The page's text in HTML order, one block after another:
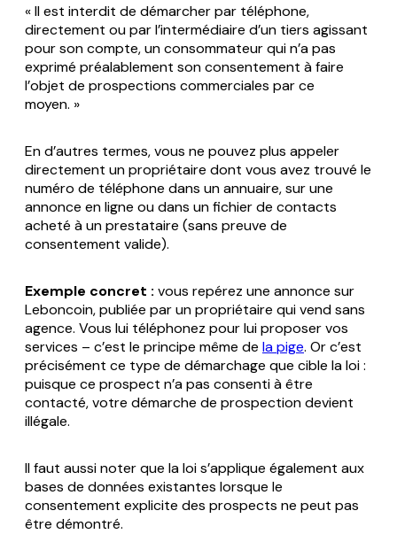
« Il est interdit de démarcher par téléphone,
directement ou par l’intermédiaire d’un tiers agissant
pour son compte, un consommateur qui n’a pas
exprimé préalablement son consentement à faire
l’objet de prospections commerciales par ce
moyen. »
En d’autres termes, vous ne pouvez plus appeler
directement un propriétaire dont vous avez trouvé le
numéro de téléphone dans un annuaire, sur une
annonce en ligne ou dans un fichier de contacts
acheté à un prestataire (sans preuve de
consentement valide).
Exemple concret : vous repérez une annonce sur
Leboncoin, publiée par un propriétaire qui vend sans
agence. Vous lui téléphonez pour lui proposer vos
services – c’est le principe même de la pige. Or c’est
précisément ce type de démarchage que cible la loi :
puisque ce prospect n’a pas consenti à être
contacté, votre démarche de prospection devient
illégale.
Il faut aussi noter que la loi s’applique également aux
bases de données existantes lorsque le
consentement explicite des prospects ne peut pas
être démontré.